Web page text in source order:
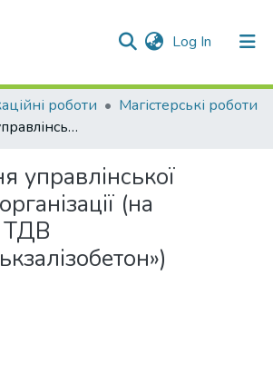
Log In (current)
роботи
Магістерські роботи
Формування управлінської команди в організації (на матеріалах ТДВ «Хмельницькзалізобетон»)
управлінської
(на
ТДВ